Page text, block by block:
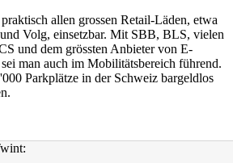
allen grossen Retail-Läden, etwa
Volg, einsetzbar. Mit SBB, BLS, vielen
und dem grössten Anbieter von E-
man auch im Mobilitätsbereich führend.
Parkplätze in der Schweiz bargeldlos